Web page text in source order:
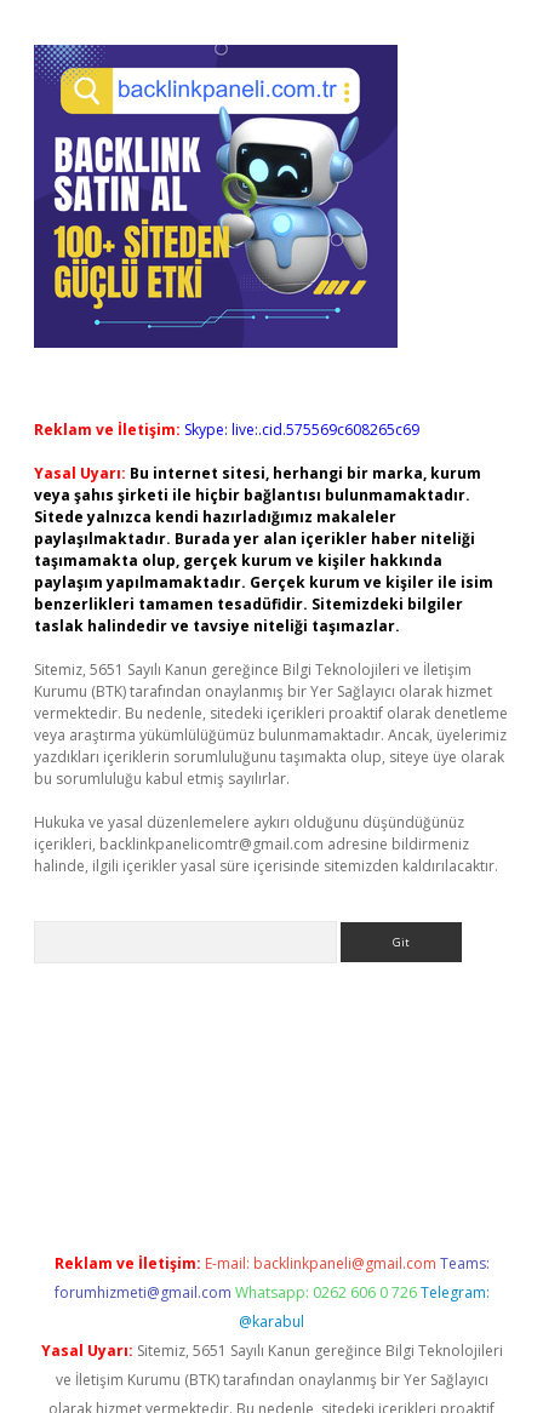
Reklam ve İletişim: Skype: live:.cid.575569c608265c69
Yasal Uyarı: Bu internet sitesi, herhangi bir marka, kurum
veya şahıs şirketi ile hiçbir bağlantısı bulunmamaktadır.
Sitede yalnızca kendi hazırladığımız makaleler
paylaşılmaktadır. Burada yer alan içerikler haber niteliği
taşımamakta olup, gerçek kurum ve kişiler hakkında
paylaşım yapılmamaktadır. Gerçek kurum ve kişiler ile isim
benzerlikleri tamamen tesadüfidir. Sitemizdeki bilgiler
taslak halindedir ve tavsiye niteliği taşımazlar.
Sitemiz, 5651 Sayılı Kanun gereğince Bilgi Teknolojileri ve İletişim
Kurumu (BTK) tarafından onaylanmış bir Yer Sağlayıcı olarak hizmet
vermektedir. Bu nedenle, sitedeki içerikleri proaktif olarak denetleme
veya araştırma yükümlülüğümüz bulunmamaktadır. Ancak, üyelerimiz
yazdıkları içeriklerin sorumluluğunu taşımakta olup, siteye üye olarak
bu sorumluluğu kabul etmiş sayılırlar.
Hukuka ve yasal düzenlemelere aykırı olduğunu düşündüğünüz
içerikleri, backlinkpanelicomtr@gmail.com adresine bildirmeniz
halinde, ilgili içerikler yasal süre içerisinde sitemizden kaldırılacaktır.
Reklam ve İletişim: E-mail: backlinkpaneli@gmail.com Teams:
forumhizmeti@gmail.com Whatsapp: 0262 606 0 726 Telegram:
@karabul
Yasal Uyarı: Sitemiz, 5651 Sayılı Kanun gereğince Bilgi Teknolojileri
ve İletişim Kurumu (BTK) tarafından onaylanmış bir Yer Sağlayıcı
olarak hizmet vermektedir. Bu nedenle, sitedeki içerikleri proaktif